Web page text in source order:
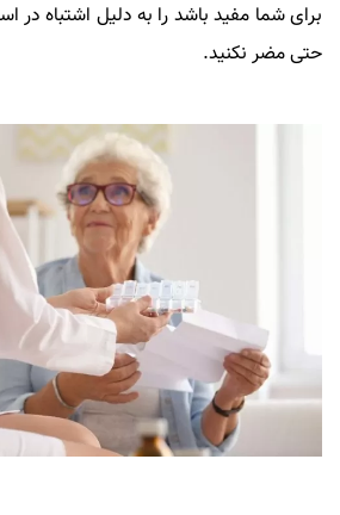
برای شما مفید باشد را به دلیل اشتباه در
حتی مضر نکنید.